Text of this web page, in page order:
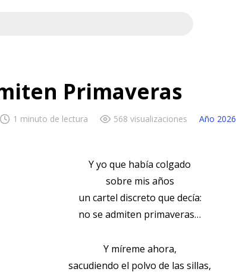
Primaveras
1 minuto de lectura 568 visualizaciones Año 2026
Y yo que había colgado
sobre mis años
un cartel discreto que decía:
no se admiten primaveras…
Y míreme ahora,
sacudiendo el polvo de las sillas,